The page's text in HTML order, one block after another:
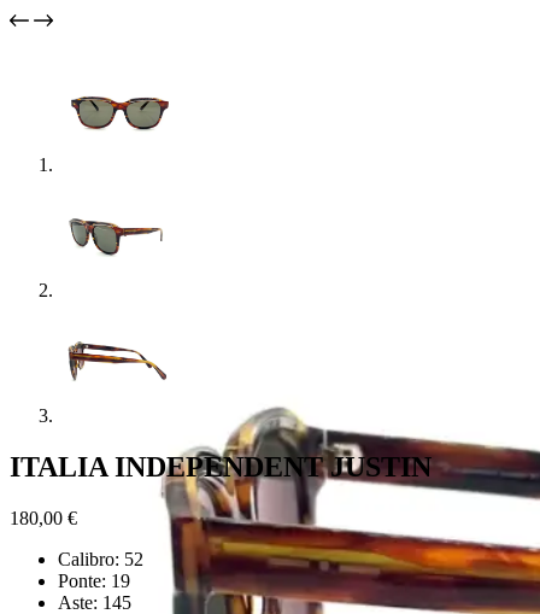
ITALIA INDEPENDENT JUSTIN
180,00 €
Calibro: 52
Ponte: 19
Aste: 145